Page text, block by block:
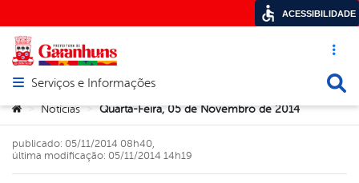
Acesso
Abrir menu principal de navegação
Serviços e Informações
Você está aqui:
> Notícias > Quarta-Feira, 05 de Novembro de 2014
publicado: 05/11/2014 08h40,
última modificação: 05/11/2014 14h19
ACESSIBILIDADE